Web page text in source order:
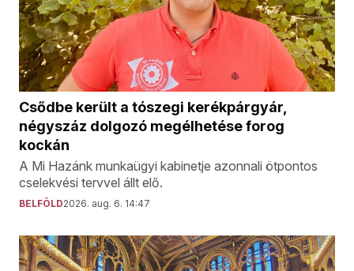
Csődbe került a tószegi kerékpárgyár,
négyszáz dolgozó megélhetése forog
kockán
A Mi Hazánk munkaügyi kabinetje azonnali ötpontos
cselekvési tervvel állt elő.
BELFÖLD2026. aug. 6. 14:47